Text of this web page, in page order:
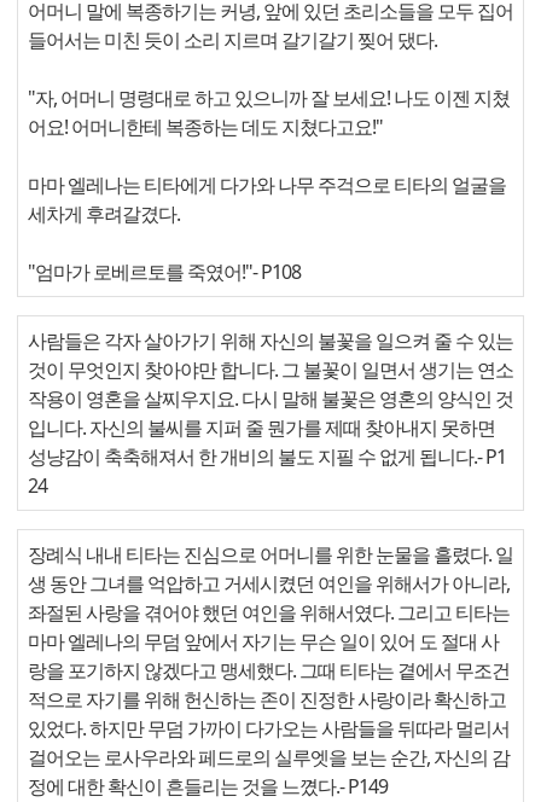
어머니 말에 복종하기는 커녕, 앞에 있던 초리소들을 모두 집어
들어서는 미친 듯이 소리 지르며 갈기갈기 찢어 댔다.
"자, 어머니 명령대로 하고 있으니까 잘 보세요! 나도 이젠 지쳤
어요! 어머니한테 복종하는 데도 지쳤다고요!"
마마 엘레나는 티타에게 다가와 나무 주걱으로 티타의 얼굴을
세차게 후려갈겼다.
"엄마가 로베르토를 죽였어!"- P108
사람들은 각자 살아가기 위해 자신의 불꽃을 일으켜 줄 수 있는
것이 무엇인지 찾아야만 합니다. 그 불꽃이 일면서 생기는 연소
작용이 영혼을 살찌우지요. 다시 말해 불꽃은 영혼의 양식인 것
입니다. 자신의 불씨를 지퍼 줄 뭔가를 제때 찾아내지 못하면
성냥감이 축축해져서 한 개비의 불도 지필 수 없게 됩니다.- P1
24
장례식 내내 티타는 진심으로 어머니를 위한 눈물을 흘렸다. 일
생 동안 그녀를 억압하고 거세시켰던 여인을 위해서가 아니라,
좌절된 사랑을 겪어야 했던 여인을 위해서였다. 그리고 티타는
마마 엘레나의 무덤 앞에서 자기는 무슨 일이 있어 도 절대 사
랑을 포기하지 않겠다고 맹세했다. 그때 티타는 곁에서 무조건
적으로 자기를 위해 헌신하는 존이 진정한 사랑이라 확신하고
있었다. 하지만 무덤 가까이 다가오는 사람들을 뒤따라 멀리서
걸어오는 로사우라와 페드로의 실루엣을 보는 순간, 자신의 감
정에 대한 확신이 흔들리는 것을 느꼈다.- P149